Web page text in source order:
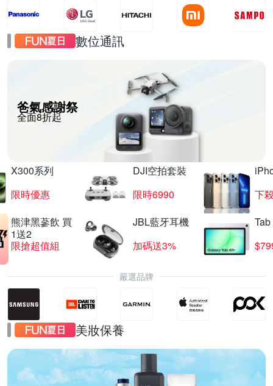
數位通訊
爸氣感謝祭
全面8折起
X300系列
限時優惠
DJI空拍套裝
限時6990
下
熊津黑蔘飲 買
1送2
限搶超值組
JBL藍牙耳機
加碼送3%
嚴選品牌
美妝保養